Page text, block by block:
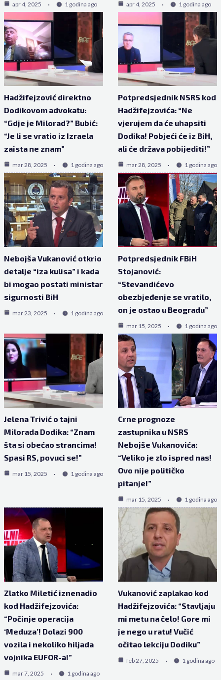
apr 4, 2025 1 godina ago apr 4, 2025 1 godina ago
Hadžifejzović direktno
Dodikovom advokatu:
“Gdje je Milorad?” Bubić:
“Je li se vratio iz Izraela
zaista ne znam”
mar 28, 2025 1 godina ago
Potpredsjednik NSRS kod
Hadžifejzovića: “Ne
vjerujem da će uhapsiti
Dodika! Pobjeći će iz BiH,
ali će država pobijediti!”
mar 28, 2025 1 godina ago
Nebojša Vukanović otkrio
detalje “iza kulisa” i kada
bi mogao postati ministar
sigurnosti BiH
mar 23, 2025 1 godina ago
Potpredsjednik FBiH
Stojanović:
“Stevandićevo
obezbjeđenje se vratilo,
on je ostao u Beogradu”
mar 15, 2025 1 godina ago
Jelena Trivić o tajni
Milorada Dodika: “Znam
šta si obećao strancima!
Spasi RS, povuci se!”
mar 15, 2025 1 godina ago
Crne prognoze
zastupnika u NSRS
Nebojše Vukanovića:
“Veliko je zlo ispred nas!
Ovo nije političko
pitanje!”
mar 15, 2025 1 godina ago
Zlatko Miletić iznenadio
kod Hadžifejzovića:
“Počinje operacija
‘Meduza’! Dolazi 900
vozila i nekoliko hiljada
vojnika EUFOR-a!”
mar 7, 2025 1 godina ago
Vukanović zaplakao kod
Hadžifejzovića: “Stavljaju
mi metu na čelo! Gore mi
je nego u ratu! Vučić
očitao lekciju Dodiku”
feb 27, 2025 1 godina ago